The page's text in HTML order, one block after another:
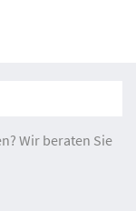
Wir beraten Sie